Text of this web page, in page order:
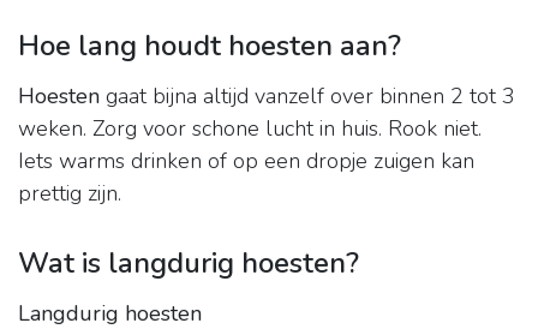
Hoe lang houdt hoesten aan?
Hoesten gaat bijna altijd vanzelf over binnen 2 tot 3
weken. Zorg voor schone lucht in huis. Rook niet.
Iets warms drinken of op een dropje zuigen kan
prettig zijn.
Wat is langdurig hoesten?
Langdurig hoesten